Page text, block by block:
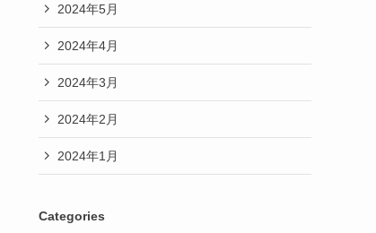
2024年5月
2024年4月
2024年3月
2024年2月
2024年1月
Categories